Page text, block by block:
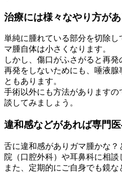
治療には様々なやり方が
単純に腫れている部分を切除
マ腫自体は小さくなります。
しかし、傷口がふさがると再発
再発をしないためにも、唾液腺
ともあります。
手術以外にも方法があります
談してみましょう。
違和感などがあれば専門
舌に違和感がありガマ腫かな
院（口腔外科）や耳鼻科に相談
また、定期的にご自身でも鏡